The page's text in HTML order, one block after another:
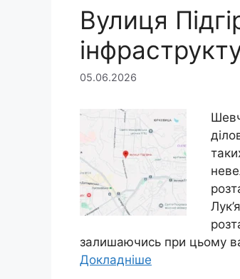
Вулиця
05.06.2026
залишаючись при цьому
Докладніше